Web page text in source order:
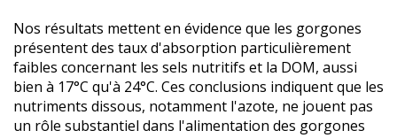
Nos résultats mettent en évidence que les gorgones
présentent des taux d'absorption particulièrement
faibles concernant les sels nutritifs et la DOM, aussi
bien à 17°C qu'à 24°C. Ces conclusions indiquent que les
nutriments dissous, notamment l'azote, ne jouent pas
un rôle substantiel dans l'alimentation des gorgones